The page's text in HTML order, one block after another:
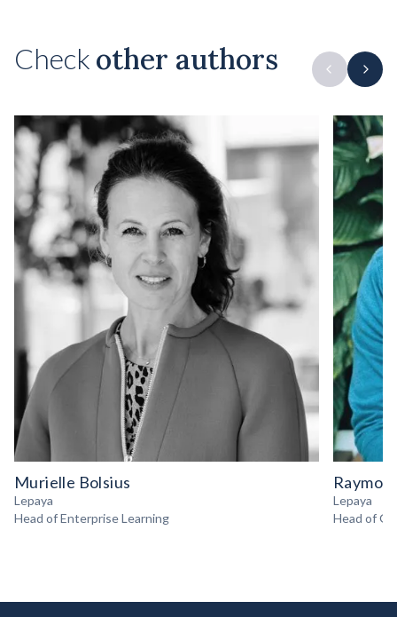
Check other authors
Murielle Bolsius
Lepaya
Head of Enterprise Learning
Lepaya
Head of